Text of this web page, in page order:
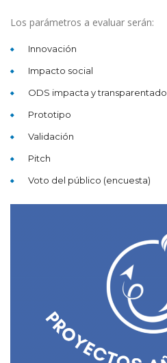
Los parámetros a evaluar serán:
Innovación
Impacto social
ODS impacta y transparentado
Prototipo
Validación
Pitch
Voto del público (encuesta)